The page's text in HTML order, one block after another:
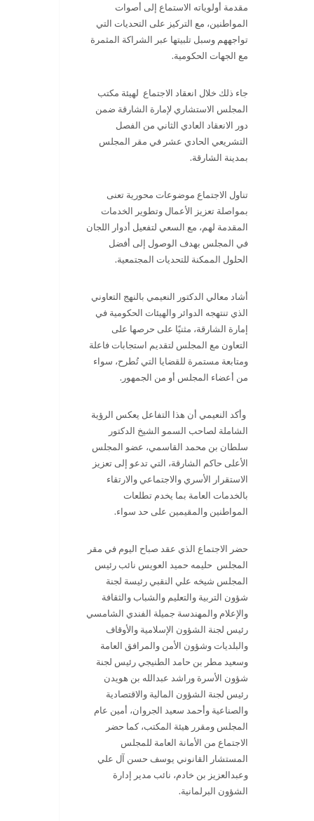
مقدمة أولوياته الاستماع إلى أصوات
المواطنين، مع التركيز على التحديات التي
تواجههم وسبل تلبيتها عبر الشراكة المثمرة
مع الجهات الحكومية.
جاء ذلك خلال انعقاد الاجتماع لهيئة مكتب
المجلس الاستشاري لإمارة الشارقة ضمن
دور الانعقاد العادي الثاني من الفصل
التشريعي الحادي عشر في مقر المجلس
بمدينة الشارقة.
تناول الاجتماع موضوعات محورية تعنى
بمواصلة تعزيز الأعمال وتطوير الخدمات
المقدمة لهم، مع السعي لتفعيل أدوار اللجان
في المجلس بهدف الوصول إلى أفضل
الحلول الممكنة للتحديات المجتمعية.
أشاد معالي الدكتور النعيمي بالنهج التعاوني
الذي تنتهجه الدوائر والهيئات الحكومية في
إمارة الشارقة، مثنيًا على حرصها على
التعاون مع المجلس لتقديم استجابات فاعلة
ومتابعة مستمرة للقضايا التي تُطرح، سواء
من أعضاء المجلس أو من الجمهور.
وأكد النعيمي أن هذا التفاعل يعكس الرؤية
الشاملة لصاحب السمو الشيخ الدكتور
سلطان بن محمد القاسمي، عضو المجلس
الأعلى حاكم الشارقة، التي تدعو إلى تعزيز
الاستقرار الأسري والاجتماعي والارتقاء
بالخدمات العامة بما يخدم تطلعات
المواطنين والمقيمين على حد سواء.
حضر الاجتماع الذي عقد صباح اليوم في مقر
المجلس حليمه حميد العويس نائب رئيس
المجلس شيخه علي النقبي رئيسة لجنة
شؤون التربية والتعليم والشباب والثقافة
والإعلام والمهندسة جميلة الفندي الشامسي
رئيس لجنة الشؤون الإسلامية والأوقاف
والبلديات وشؤون الأمن والمرافق العامة
وسعيد مطر بن حامد الطنيجي رئيس لجنة
شؤون الأسرة وراشد عبدالله بن هويدن
رئيس لجنة الشؤون المالية والاقتصادية
والصناعية وأحمد سعيد الجروان، أمين عام
المجلس ومقرر هيئة المكتب، كما حضر
الاجتماع من الأمانة العامة للمجلس
المستشار القانوني يوسف حسن آل علي
وعبدالعزيز بن خادم، نائب مدير إدارة
الشؤون البرلمانية.